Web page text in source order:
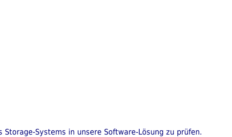
Systems in unsere Software-Lösung zu prüfen.